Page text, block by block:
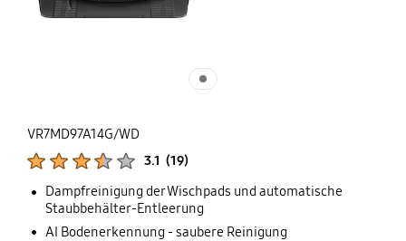
VR7MD97A14G/WD
3.1 (19)
Dampfreinigung der Wischpads und automatische
Staubbehälter-Entleerung
AI Bodenerkennung - saubere Reinigung